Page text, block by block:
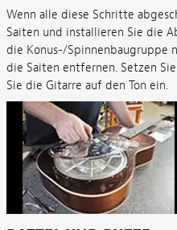
Wenn alle diese Schritte
Saiten und installieren Sie die
die Konus-/Spinnenbaugruppe
die Saiten entfernen. Setzen
Sie die Gitarre auf den Ton ein.